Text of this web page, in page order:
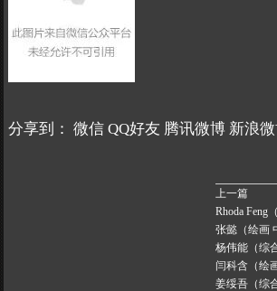
分享到： 微信 QQ好友 腾讯微博 新浪
上一篇
Rhoda Feng
张懿（绘画
杨伟能（综
闫科含（绘
姜绥吾（综